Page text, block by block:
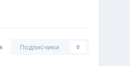
Подписчики 0